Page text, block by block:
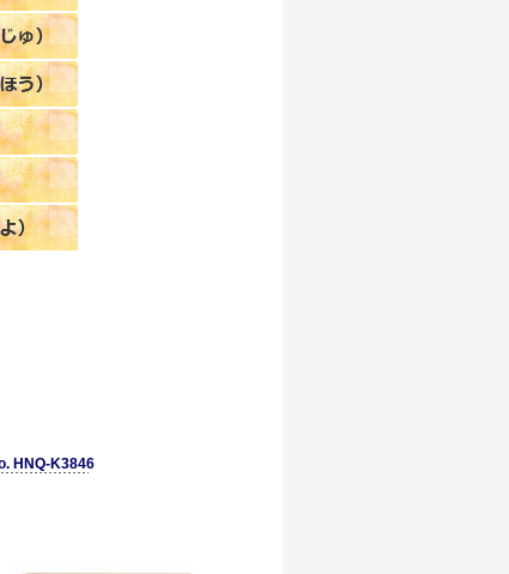
HNQ-K3846